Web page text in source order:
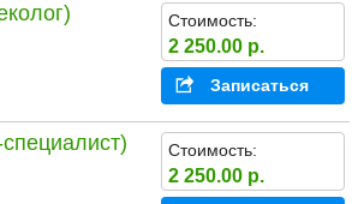
Стоимость:
2 250.00 р.
Записаться
Стоимость:
2 250.00 р.